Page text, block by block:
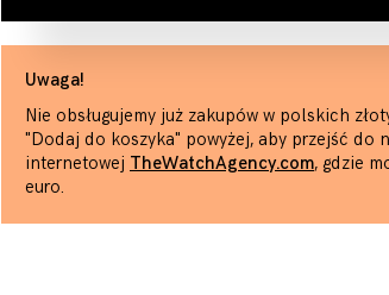
Uwaga!
Nie obsługujemy już zakupów w polskich
"Dodaj do koszyka" powyżej, aby przejść do
internetowej TheWatchAgency.com, gdzie
euro.